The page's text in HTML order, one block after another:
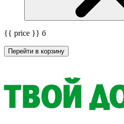
{{ price }} б
Перейти в корзину